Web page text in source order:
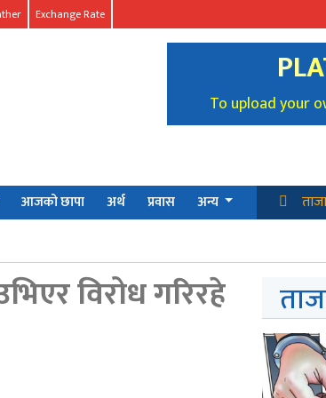
Exchange Rate
To upload your
आजको छापा अर्थ प्रवास अन्य
विरोध गरिरहे